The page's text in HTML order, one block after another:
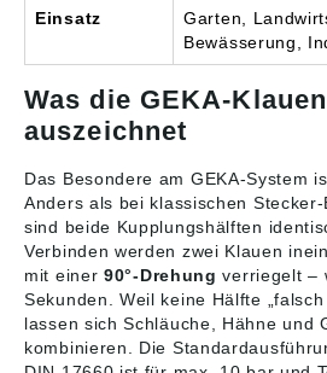
Einsatz
Garten,
Bewässerung,
Was die GEKA-
auszeichnet
Das Besondere am GEKA-System
Anders als bei klassischen
sind beide Kupplungshälften
Verbinden werden zwei Klauen
mit einer 90°-Drehung verriegelt –
Sekunden. Weil keine Hälfte
lassen sich Schläuche, Hähne und
kombinieren. Die